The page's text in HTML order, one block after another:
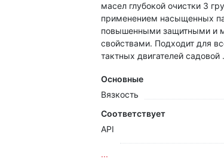
масел глубокой очистки 3
применением насыщенных
повышенными защитными и
свойствами. Подходит для
тактных двигателей садовой
Основные
Вязкость
Соответствует
API
...